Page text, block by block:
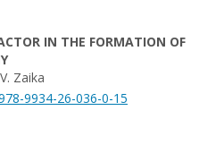
IN THE FORMATION OF
Zaika
9934-26-036-0-15